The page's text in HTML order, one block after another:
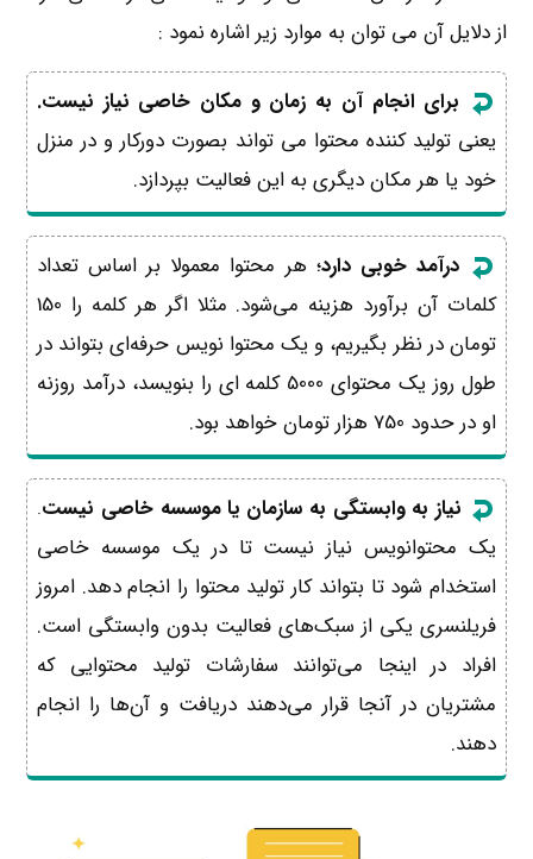
از دلایل آن می توان به موارد زیر اشاره نمود :
برای انجام آن به زمان و مکان خاصی نیاز نیست.
یعنی تولید کننده محتوا می تواند بصورت دورکار و در منزل
خود یا هر مکان دیگری به این فعالیت بپردازد.
درآمد خوبی دارد؛ هر محتوا معمولا بر اساس تعداد
کلمات آن برآورد هزینه می‌شود. مثلا اگر هر کلمه را 150
تومان در نظر بگیریم، و یک محتوا نویس حرفه‌ای بتواند در
طول روز یک محتوای 5000 کلمه ای را بنویسد، درآمد روزنه
او در حدود 750 هزار تومان خواهد بود.
نیاز به وابستگی به سازمان یا موسسه خاصی نیست.
یک محتوانویس نیاز نیست تا در یک موسسه خاصی
استخدام شود تا بتواند کار تولید محتوا را انجام دهد. امروز
فریلنسری یکی از سبک‌های فعالیت بدون وابستگی است.
افراد در اینجا می‌توانند سفارشات تولید محتوایی که
مشتریان در آنجا قرار می‌دهند دریافت و آن‌ها را انجام
دهند.